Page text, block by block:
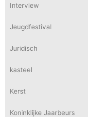
Interview
Jeugdfestival
Juridisch
kasteel
Kerst
Koninklijke Jaarbeurs